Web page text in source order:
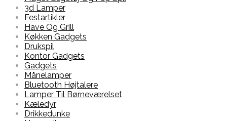
3d Lamper
Festartikler
Have Og Grill
Køkken Gadgets
Drukspil
Kontor Gadgets
Gadgets
Månelamper
Bluetooth Højtalere
Lamper Til Børneværelset
Kæledyr
Drikkedunke